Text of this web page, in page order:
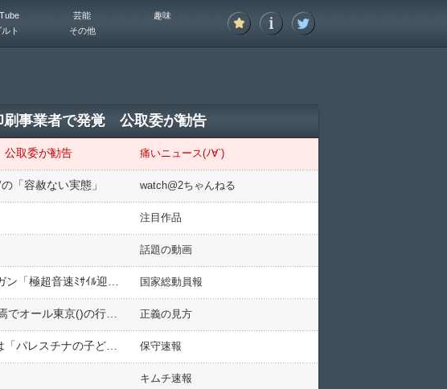
芸能
趣味
ト その他
刷事業者で発覚 公取委が勧告
公取委が勧告 痛いニュース(ﾉ∀`)
「容赦ない実態」 watch@2ちゃんねる
注目作品
話題の動画
国家総動員報
正義の見方
保守速報
キムチ速報